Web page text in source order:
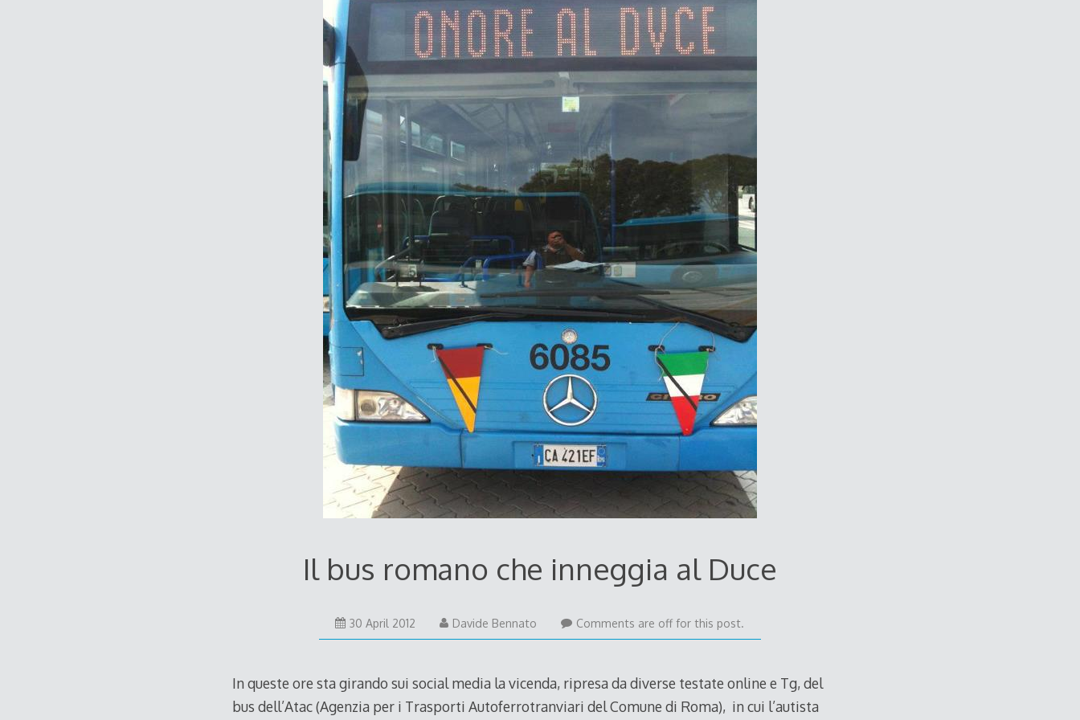
Il bus romano che inneggia al Duce
30 April 2012
April
Davide Bennato Comments are off for this post.
In queste ore sta girando sui social media la vicenda, ripresa da diverse testate online e Tg, del
bus dell’Atac (Agenzia per i Trasporti Autoferrotranviari del Comune di Roma), in cui l’autista